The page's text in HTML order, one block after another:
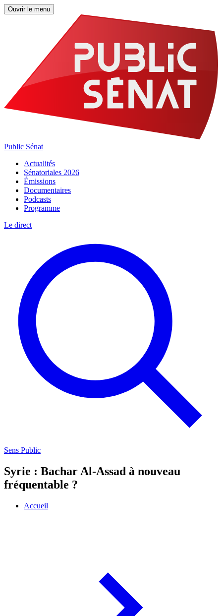
Ouvrir le menu
Public Sénat
Actualités
Sénatoriales 2026
Émissions
Documentaires
Podcasts
Programme
Le direct
Sens Public
Syrie : Bachar Al-Assad à nouveau
fréquentable ?
Accueil